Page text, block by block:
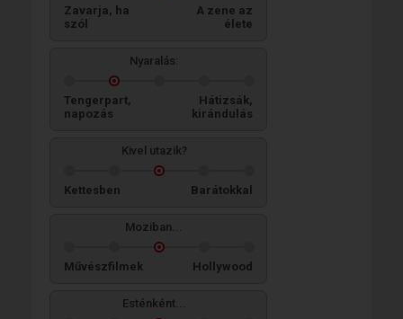
Zavarja, ha
szól
A zene az
élete
Nyaralás:
Tengerpart,
napozás
Hátizsák,
kirándulás
Kivel utazik?
Kettesben Barátokkal
Moziban...
Művészfilmek Hollywood
Esténként...